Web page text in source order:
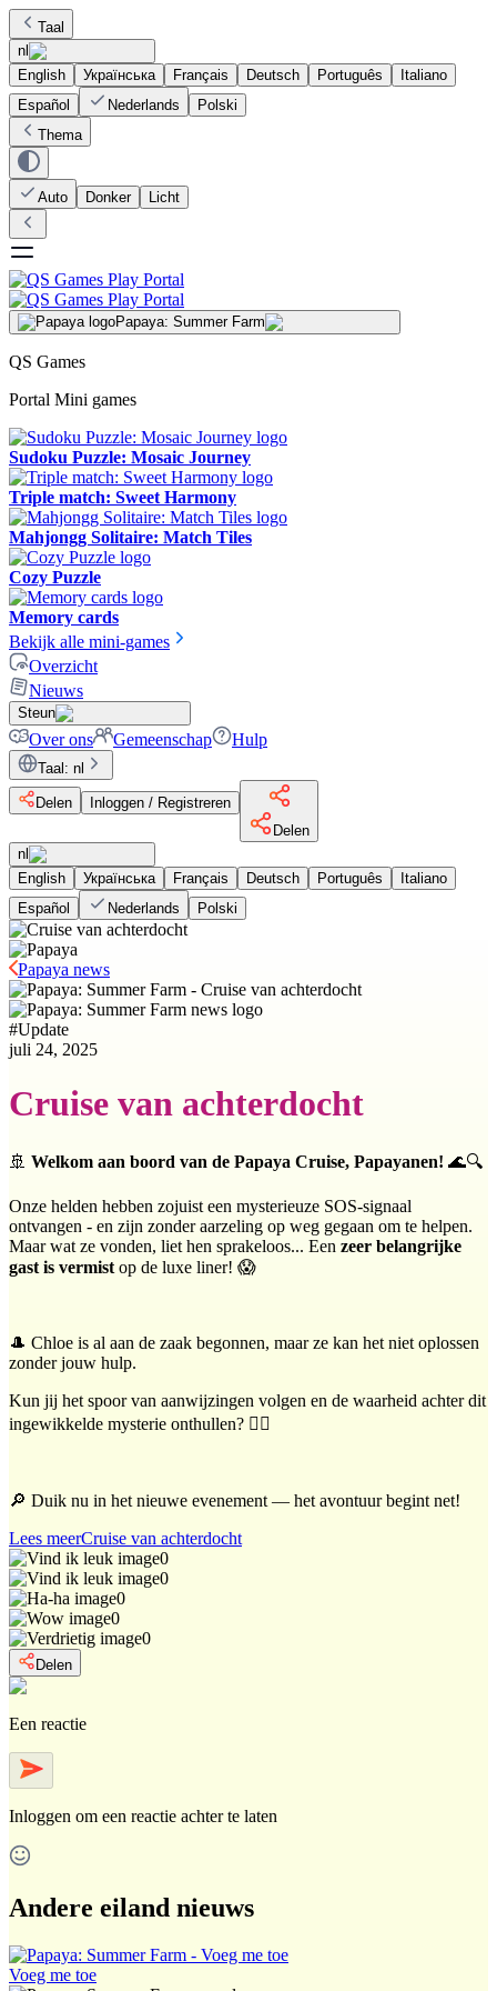
Taal
nl
English
Українська Français Deutsch Português
Italiano
Español
Nederlands
Polski
Thema
Auto Donker Licht
Papaya: Summer Farm
QS Games
Portal Mini games
Sudoku Puzzle: Mosaic Journey
Triple match: Sweet Harmony
Mahjongg Solitaire: Match Tiles
Cozy Puzzle
Memory cards
Bekijk alle mini-games
Overzicht
Nieuws
Steun
Over ons Gemeenschap Hulp
Taal : nl
Delen
Inloggen / Registreren
Delen
nl
English
Українська Français Deutsch Português
Italiano
Español
Nederlands Polski
Papaya news
#Update
juli 24, 2025
Cruise van achterdocht
🚢 Welkom aan boord van de Papaya Cruise, Papayanen! 🌊🔍
Onze helden hebben zojuist een mysterieuze SOS-signaal
ontvangen - en zijn zonder aarzeling op weg gegaan om te helpen.
Maar wat ze vonden, liet hen sprakeloos... Een zeer belangrijke
gast is vermist op de luxe liner! 😱
🎩 Chloe is al aan de zaak begonnen, maar ze kan het niet oplossen
zonder jouw hulp.
Kun jij het spoor van aanwijzingen volgen en de waarheid achter dit
ingewikkelde mysterie onthullen? 🕵️‍♀️
🔎 Duik nu in het nieuwe evenement — het avontuur begint net!
Lees meerCruise van achterdocht
0
0
0
0
0
Delen
Een reactie
Inloggen om een reactie achter te laten
Andere eiland nieuws
Voeg me toe